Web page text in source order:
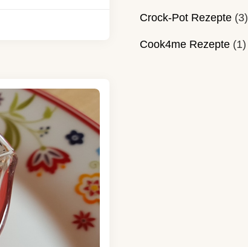
Crock-Pot Rezepte(3)
Cook4me Rezepte(1)